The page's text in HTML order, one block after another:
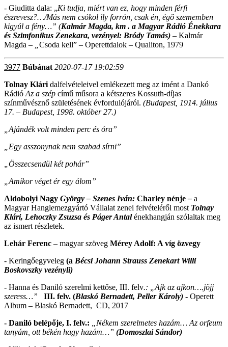
- Giuditta dala: „Ki tudja, miért van ez, hogy minden férfi
észrevesz?…/Más nem csókol ily forrón, csak én, égő szememben
kigyúl a fény…” (Kalmár Magda, km . a Magyar Rádió Énekkara
és Szimfonikus Zenekara, vezényel: Bródy Tamás) – Kalmár
Magda – „ Csoda kell” – Operettdalok – Qualiton, 1979
3977 Búbánat 2020-07-17 19:02:59
Tolnay Klári dalfelvételeivel emlékezett meg az imént a Dankó
Rádió Az a szép című műsora a kétszeres Kossuth-díjas
színművésznő születésének évfordulójáról. (Budapest, 1914. július
17. – Budapest, 1998. október 27.)
„Ajándék volt minden perc és óra”
„Egy asszonynak nem szabad sírni”
„Összecsendül két pohár”
„Amikor véget ér egy álom”
Aldobolyi Nagy György – Szenes Iván: Charley nénje– a
Magyar Hanglemezgyártó Vállalat zenei felvételéről most Tolnay
Klári, Lehoczky Zsuzsa és Páger Antalénekhangján szólaltak meg
az ismert részletek.
Lehár Ferenc – magyar szöveg Mérey Adolf: A víg özvegy
- Keringőegyveleg (a Bécsi Johann Strauss Zenekart Willi
Boskovszky vezényli)
- Hanna és Daniló szerelmi kettőse, III. felv.: „Ajk az ajkon….jöjj
szeress…”
III. felv. (Blaskó Bernadett, Peller Károly) - Operett
Album – Blaskó Bernadett, CD, 2017
- Daniló belépője, I. felv.:
„Nékem szerelmetes hazám… Az orfeum
tanyám, ott békén hagy hazám…” (Domoszlai Sándor)